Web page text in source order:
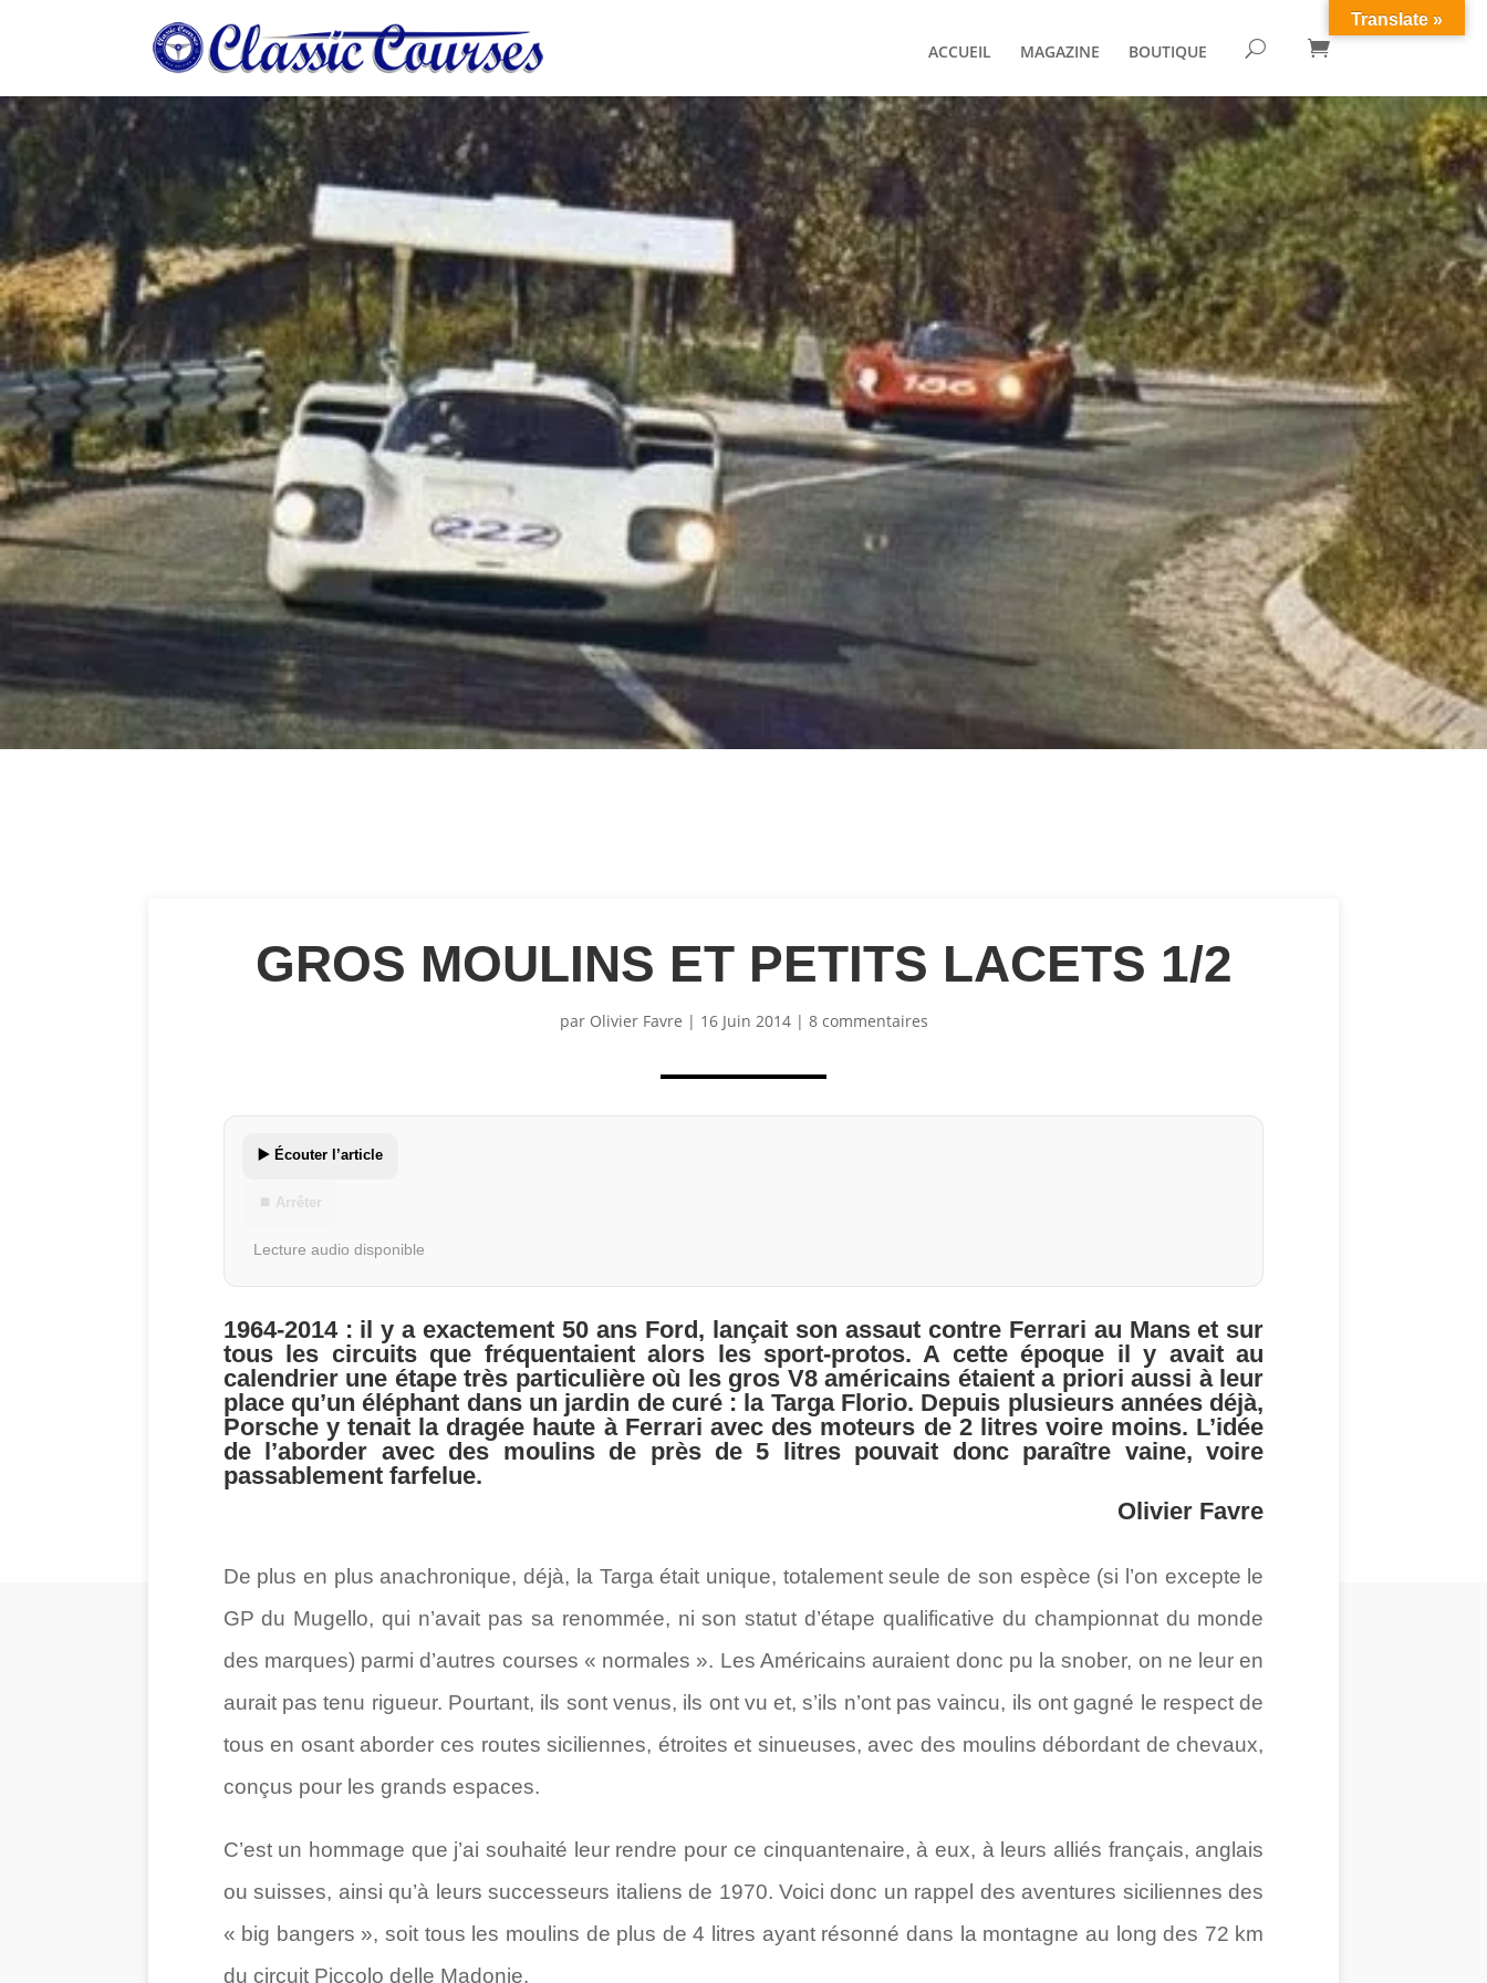
ACCUEIL MAGAZINE BOUTIQUE U 
GROS MOULINS ET PETITS LACETS 1/2
par Olivier Favre | 16 Juin 2014| 8 commentaires
▶️ Écouter l’article
⏹ Arrêter
Lecture audio disponible
1964-2014 : il y a exactement 50 ans Ford, lançait son assaut contre Ferrari au Mans et sur
tous les circuits que fréquentaient alors les sport-protos. A cette époque il y avait au
calendrier une étape très particulière où les gros V8 américains étaient a priori aussi à leur
place qu’un éléphant dans un jardin de curé : la Targa Florio. Depuis plusieurs années déjà,
Porsche y tenait la dragée haute à Ferrari avec des moteurs de 2 litres voire moins. L’idée
de l’aborder avec des moulins de près de 5 litres pouvait donc paraître vaine, voire
passablement farfelue.
Olivier Favre
De plus en plus anachronique, déjà, la Targa était unique, totalement seule de son espèce (si l’on excepte le
GP du Mugello, qui n’avait pas sa renommée, ni son statut d’étape qualificative du championnat du monde
des marques) parmi d’autres courses « normales ». Les Américains auraient donc pu la snober, on ne leur en
aurait pas tenu rigueur. Pourtant, ils sont venus, ils ont vu et, s’ils n’ont pas vaincu, ils ont gagné le respect de
tous en osant aborder ces routes siciliennes, étroites et sinueuses, avec des moulins débordant de chevaux,
conçus pour les grands espaces.
C’est un hommage que j’ai souhaité leur rendre pour ce cinquantenaire, à eux, à leurs alliés français, anglais
ou suisses, ainsi qu’à leurs successeurs italiens de 1970. Voici donc un rappel des aventures siciliennes des
« big bangers », soit tous les moulins de plus de 4 litres ayant résonné dans la montagne au long des 72 km
du circuit Piccolo delle Madonie.
Translate »